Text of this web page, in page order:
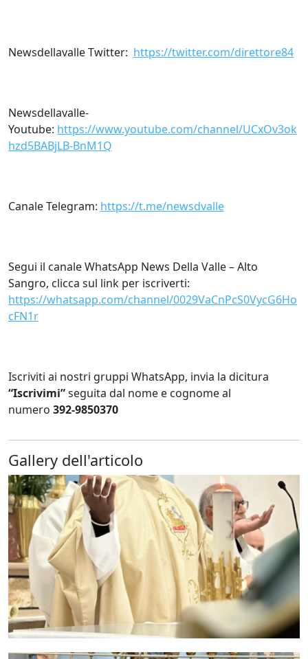
Newsdellavalle Twitter: https://twitter.com/direttore84
Newsdellavalle-
Youtube: https://www.youtube.com/channel/UCxOv3ok
hzd5BABjLB-BnM1Q
Canale Telegram: https://t.me/newsdvalle
Segui il canale WhatsApp News Della Valle – Alto
Sangro, clicca sul link per iscriverti:
https://whatsapp.com/channel/0029VaCnPcS0VycG6Ho
cFN1r
Iscriviti ai nostri gruppi WhatsApp, invia la dicitura
“Iscrivimi”seguita dal nome e cognome al
numero 392-9850370
Gallery dell'articolo